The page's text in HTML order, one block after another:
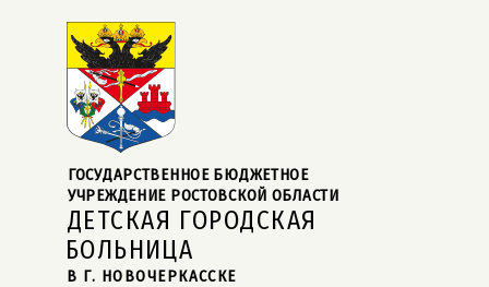
ДЕТСКАЯ ГОРОДСКАЯ
В Г. НОВОЧЕРКАССКЕ
ГОСУДАРСТВЕННОЕ БЮДЖЕТНОЕ
УЧРЕЖДЕНИЕ РОСТОВСКОЙ ОБЛАСТИ
БОЛЬНИЦА